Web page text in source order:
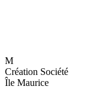
M
Création Société
Île Maurice